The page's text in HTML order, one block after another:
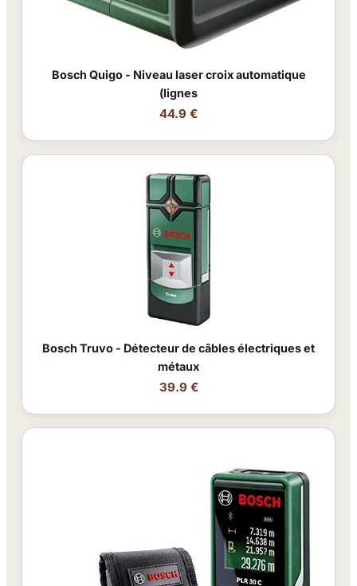
Bosch Quigo - Niveau laser croix automatique
(lignes
44.9 €
Bosch Truvo - Détecteur de câbles électriques et
métaux
39.9 €